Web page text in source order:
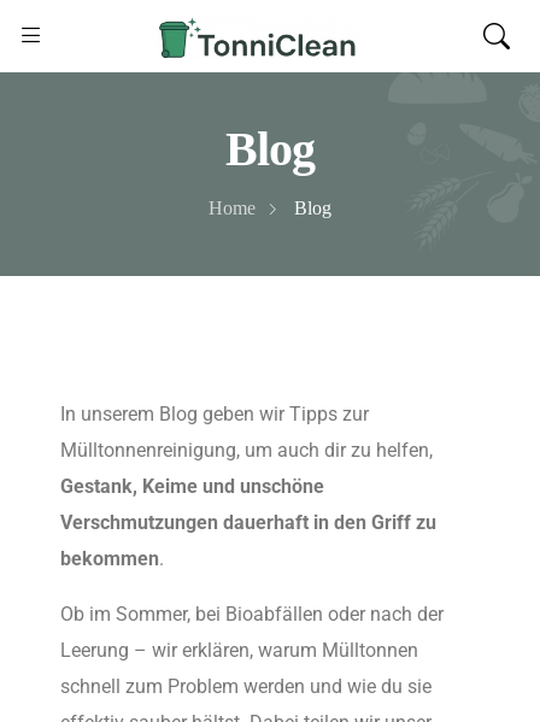
Blog
Home Blog
In unserem Blog geben wir Tipps zur
Mülltonnenreinigung, um auch dir zu helfen,
Gestank, Keime und unschöne
Verschmutzungen dauerhaft in den Griff zu
bekommen.
Ob im Sommer, bei Bioabfällen oder nach der
Leerung – wir erklären, warum Mülltonnen
schnell zum Problem werden und wie du sie